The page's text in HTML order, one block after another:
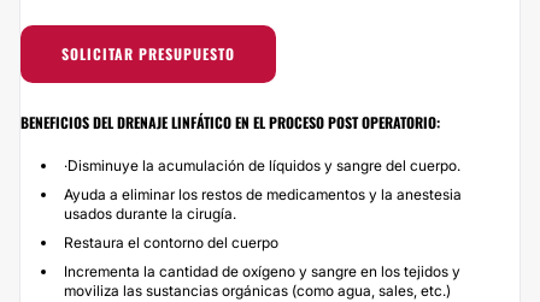
SOLICITAR PRESUPUESTO
BENEFICIOS DEL DRENAJE LINFÁTICO EN EL PROCESO POST OPERATORIO:
·Disminuye la acumulación de líquidos y sangre del cuerpo.
Ayuda a eliminar los restos de medicamentos y la anestesia
usados durante la cirugía.
Restaura el contorno del cuerpo
Incrementa la cantidad de oxígeno y sangre en los tejidos y
moviliza las sustancias orgánicas (como agua, sales, etc.)